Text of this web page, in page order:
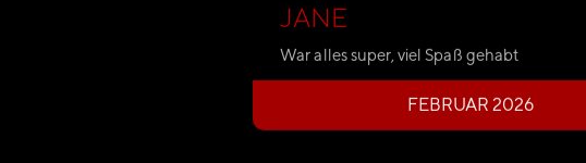
JANE
War alles super, viel Spaß gehabt
FEBRUAR 2026